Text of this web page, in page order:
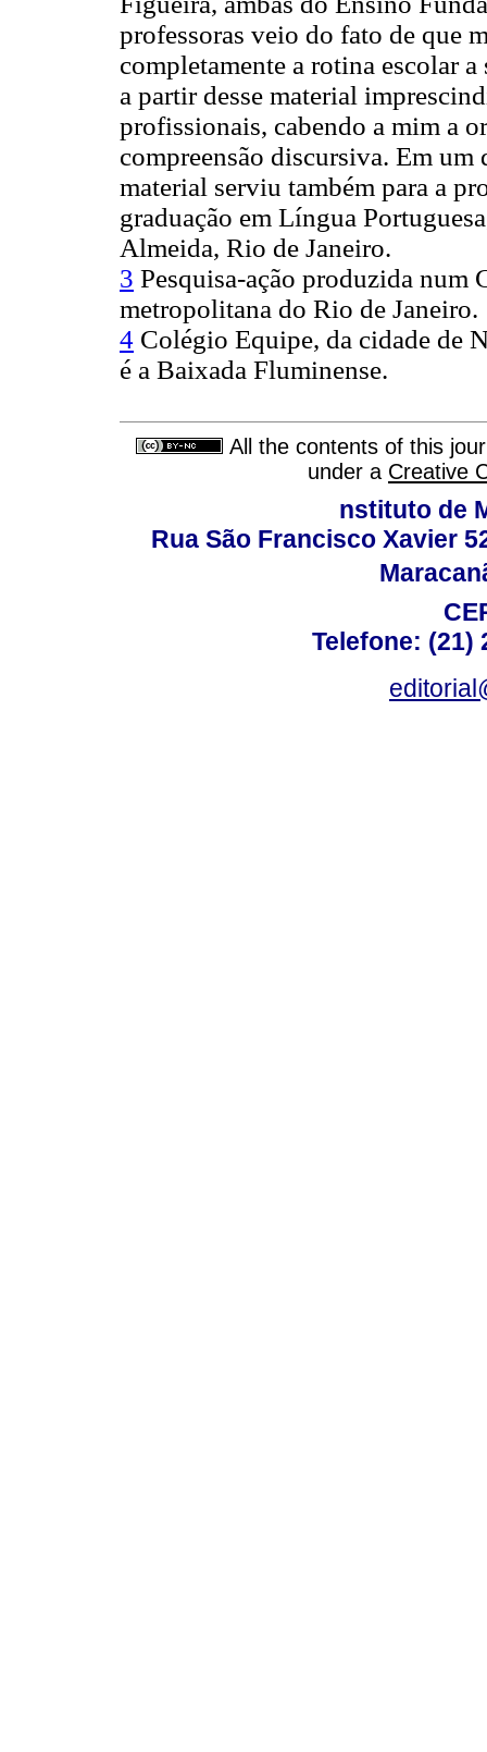
professoras veio do fato de que
completamente a rotina escolar
a partir desse material
profissionais, cabendo a mim a
compreensão discursiva. Em
material serviu também para a
graduação em Língua
Almeida, Rio de Janeiro.
3 Pesquisa-ação produzida num
metropolitana do Rio de Janeiro.
4 Colégio Equipe, da cidade de
é a Baixada Fluminense.
All the contents of this
under a Creative
nstituto de
Rua São Francisco Xavier
Telefone: (21)